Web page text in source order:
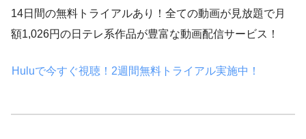
14日間の無料トライアルあり！全ての動画が見放題で月
額1,026円の日テレ系作品が豊富な動画配信サービス！
Huluで今すぐ視聴！2週間無料トライアル実施中！